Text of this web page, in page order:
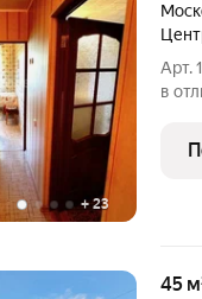
+23
Арт.
в
45